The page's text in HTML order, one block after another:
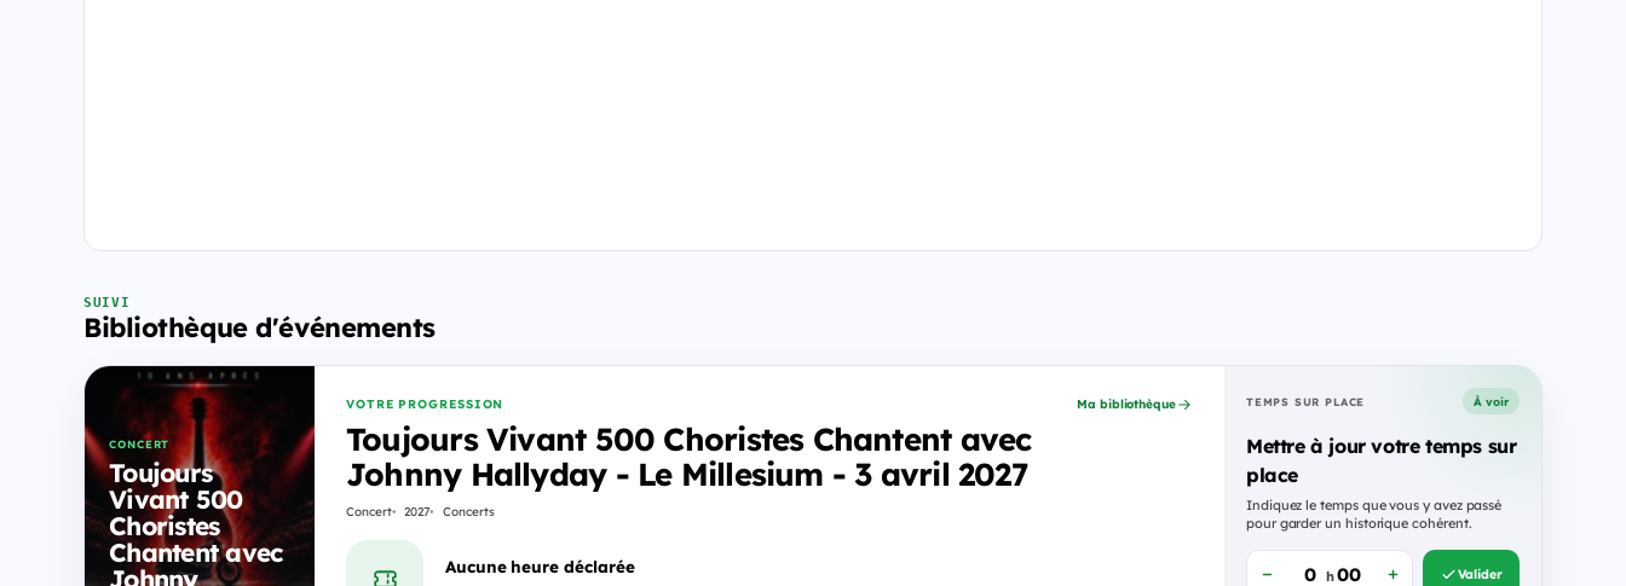
SUIVI
Bibliothèque d'événements
CONCERT
Toujours
Vivant 500
Choristes
Chantent avec
Johnny
VOTRE PROGRESSION
Toujours Vivant 500 Choristes Chantent avec
Johnny Hallyday - Le Millesium - 3 avril 2027
Concert 2027 Concerts
Ma bibliothèque
Aucune heure déclarée
TEMPS SUR PLACE À voir
Mettre à jour votre temps sur
place
Indiquez le temps que vous y avez passé
pour garder un historique cohérent.
h Valider